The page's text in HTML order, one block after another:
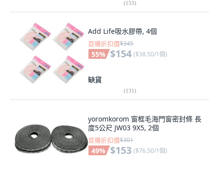
(153)
Add Life吸水膠帶, 4個
首購折扣價$345
55% $154 ($38.50/1個)
缺貨
(131)
yoromkorom 窗框毛海門窗密封條 長
度5公尺 JW03 9X5, 2個
首購折扣價$301
49% $153 ($76.50/1個)